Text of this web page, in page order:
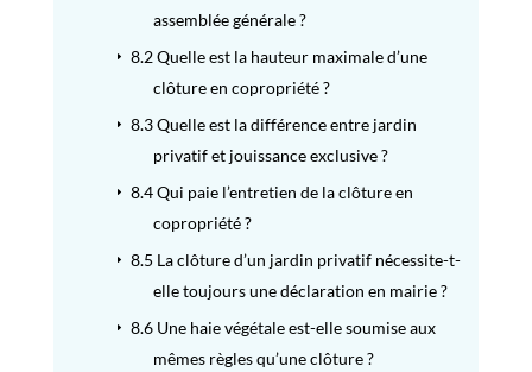
assemblée générale ?
E 8.2Quelle est la hauteur maximale d’une
clôture en copropriété ?
E 8.3Quelle est la différence entre jardin
privatif et jouissance exclusive ?
E 8.4Qui paie l’entretien de la clôture en
copropriété ?
E 8.5 La clôture d’un jardin privatif nécessite-t-
elle toujours une déclaration en mairie ?
E 8.6Une haie végétale est-elle soumise aux
mêmes règles qu’une clôture ?